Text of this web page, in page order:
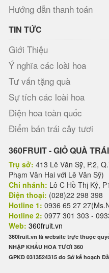
Hướng dẫn thanh toán
TIN TỨC
Giới Thiệu
Ý nghĩa các loài hoa
Tư vấn tặng quà
Sự tích các loài hoa
Điện hoa toàn quốc
Điểm bán trái cây tươi
360FRUIT - GIỎ QUÀ
Trụ sở: 413 Lê Văn Sỹ, P.2,
Phạm Văn Hai với Lê Văn Sỹ)
Chi nhánh: Lô C Hồ Thị Kỷ,
Điện thoại: (028)22 298 398
Hotline 1: 0936 65 27
Hotline 2: 0977 301 303 -
Web: 360fruit.vn
360fruit.vn là website trực thuộc
NHẬP KHẨU HOA TƯƠI 360
GPKD 0313524315 do Sở kế hoạch